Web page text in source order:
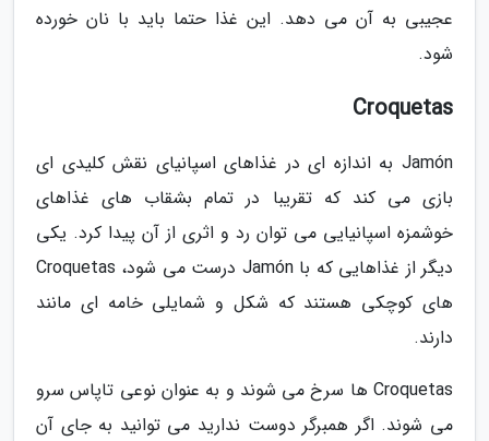
عجیبی به آن می دهد. این غذا حتما باید با نان خورده
شود.
Croquetas
Jamón به اندازه ای در غذاهای اسپانیای نقش کلیدی ای
بازی می کند که تقریبا در تمام بشقاب های غذاهای
خوشمزه اسپانیایی می توان رد و اثری از آن پیدا کرد. یکی
دیگر از غذاهایی که با Jamón درست می شود، Croquetas
های کوچکی هستند که شکل و شمایلی خامه ای مانند
دارند.
Croquetas ها سرخ می شوند و به عنوان نوعی تاپاس سرو
می شوند. اگر همبرگر دوست ندارید می توانید به جای آن